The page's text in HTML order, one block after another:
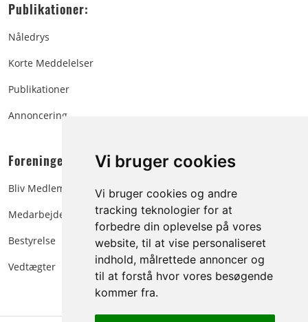
Vi bruger cookies
Vi bruger cookies og andre
tracking teknologier for at
forbedre din oplevelse på vores
website, til at vise personaliseret
indhold, målrettede annoncer og
til at forstå hvor vores besøgende
kommer fra.
Publikationer:
Nåledrys
Korte Meddelelser
Publikationer
Annoncering
Foreningen:
Bliv Medlem
Medarbejdere
Bestyrelse
Vedtægter